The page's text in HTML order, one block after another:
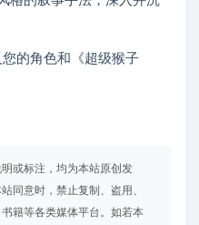
的角色和《超级猴子
或标注，均为本站原创发
同意时，禁止复制、盗用、
籍等各类媒体平台。如若本